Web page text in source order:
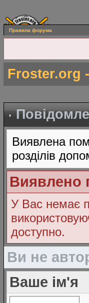
Правила форума
Froster.org
Виявлена
розділів
Виявлено
У Вас немає
доступно.
Ви не
Ваше ім'я